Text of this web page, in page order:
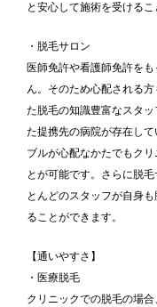
と安心して施術を受けるこ
・脱毛サロン
医師免許や看護師免許を
ん。そのため心配される
た脱毛の知識豊富なスタ
た提携先の病院が存在し
ブルが心配なかたでもク
とが可能です。さらに脱
とんどのスタッフが自身
ることができます。
【通いやすさ】
・医療脱毛
クリニックでの脱毛の場